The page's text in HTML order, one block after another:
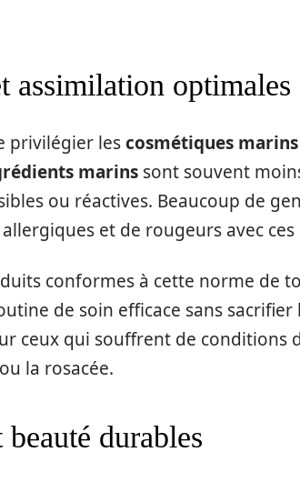
assimilation optimales
privilégier lescosmétiques marins
marins sont souvent
ou réactives. Beaucoup de
et de rougeurs avec
conformes à cette norme de
de soin efficace sans sacrifier
ceux qui souffrent de conditions
la rosacée.
durables